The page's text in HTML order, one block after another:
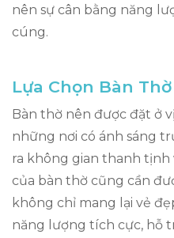
nên sự cân bằng năng
cúng.
Lựa Chọn Bàn
Bàn thờ nên được đặt ở
những nơi có ánh sáng
ra không gian thanh tịnh
của bàn thờ cũng cần
không chỉ mang lại vẻ
năng lượng tích cực, hỗ